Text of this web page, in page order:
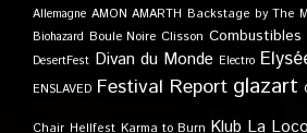
Allemagne AMON AMARTH Backstage by The
Biohazard Boule Noire Clisson Combustibles
DesertFest Divan du Monde Electro
ENSLAVED Festival Report glazart
Chair Hellfest Karma to Burn Klub La Loco